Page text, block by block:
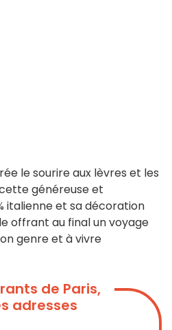
le sourire aux lèvres et les
généreuse et
italienne et sa décoration
offrant au final un voyage
genre et à vivre
de Paris,
adresses